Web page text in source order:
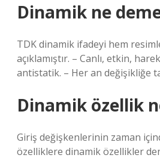
Dinamik ne
TDK dinamik ifadeyi hem
açıklamıştır. – Canlı, etkin,
antistatik. – Her an değişikliğe
Dinamik özellik
Giriş değişkenlerinin zaman
özelliklere dinamik özellikler